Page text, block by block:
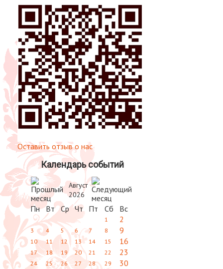
Оставить отзыв о нас
Календарь событий
Август
2026
Пн Вт Ср Чт Пт Сб Вс
1 2
3 4 5 6 7 8 9
10 11 12 13 14 15 16
17 18 19 20 21 22 23
24 25 26 27 28 29 30